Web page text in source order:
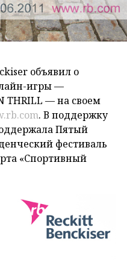
объявил о
игры —
THRILL — на своем
. В поддержку
Пятый
фестиваль
«Спортивный